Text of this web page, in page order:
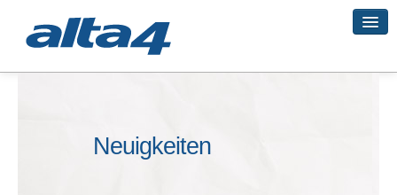
Neuigkeiten